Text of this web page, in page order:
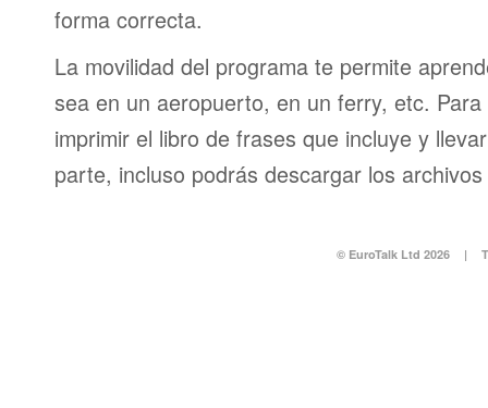
forma correcta.
La movilidad del programa te permite
sea en un aeropuerto, en un ferry, etc.
imprimir el libro de frases que incluye y
parte, incluso podrás descargar los
© EuroTalk Ltd 2026 |